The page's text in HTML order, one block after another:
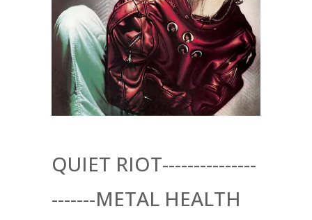
QUIET RIOT---------------
-------METAL HEALTH